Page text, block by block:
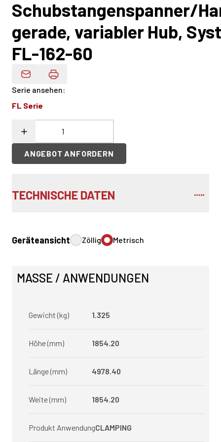
Schubstangenspanner/
gerade, variabler Hub,
FL-162-60
Produktdaten Per E-Mail
Serie ansehen:
FL Serie
ANGEBOT ANFORDERN
TECHNISCHE DATEN
Geräteansicht Zöllig Metrisch
MASSE / ANWENDUNGEN
Gewicht (kg) 1.325
Höhe (mm) 1854.20
Länge (mm) 4978.40
Weite (mm) 1854.20
Produkt AnwendungCLAMPING